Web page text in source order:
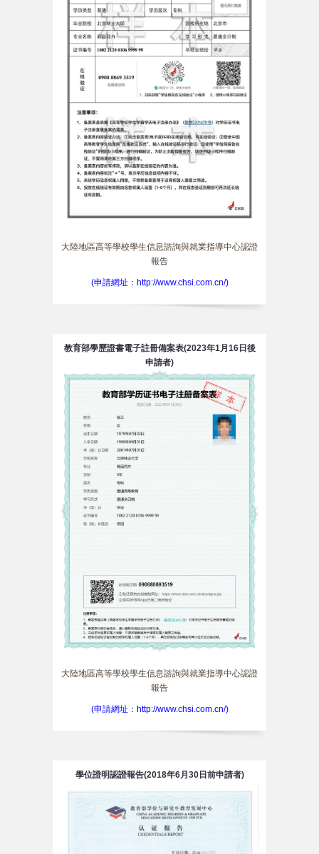
大陸地區高等學校學生信息諮詢與就業指導中心認證
報告
(申請網址：http://www.chsi.com.cn/)
教育部學歷證書電子註冊備案表(2023年1月16日後
申請者)
大陸地區高等學校學生信息諮詢與就業指導中心認證
報告
(申請網址：http://www.chsi.com.cn/)
學位證明認證報告(2018年6月30日前申請者)